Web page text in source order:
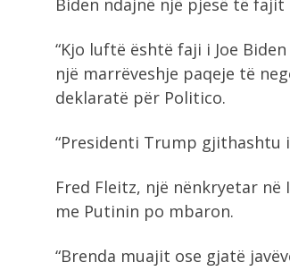
Biden ndajnë një pjesë të
“Kjo luftë është faji i Joe
një marrëveshje paqeje të
deklaratë për Politico.
“Presidenti Trump gjithashtu
Fred Fleitz, një nënkryetar
me Putinin po mbaron.
“Brenda muajit ose gjatë